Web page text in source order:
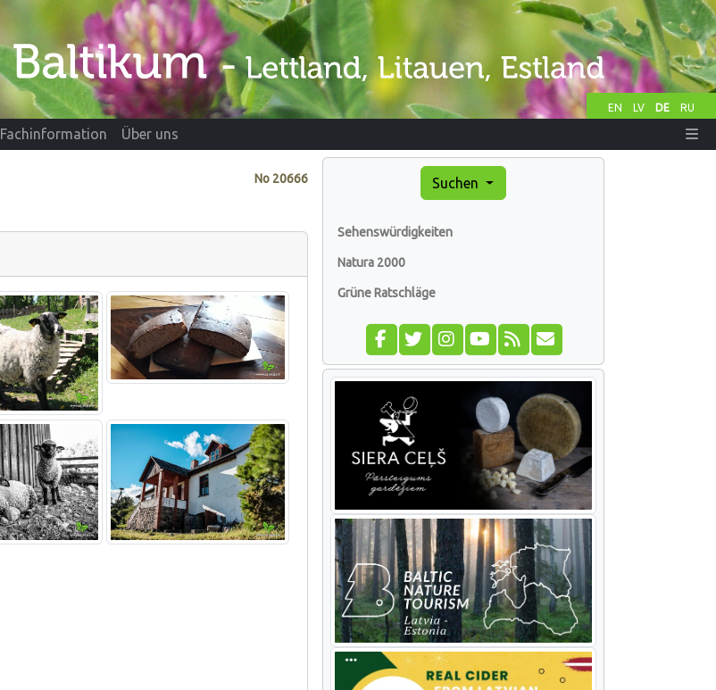
EN LV DE RU
Fachinformation Über uns
No 20666 Suchen
Sehenswürdigkeiten
Natura 2000
Grüne Ratschläge